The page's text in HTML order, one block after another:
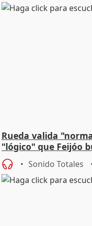
Rueda valida
"lógico" que Feijóo
Sonido Totales